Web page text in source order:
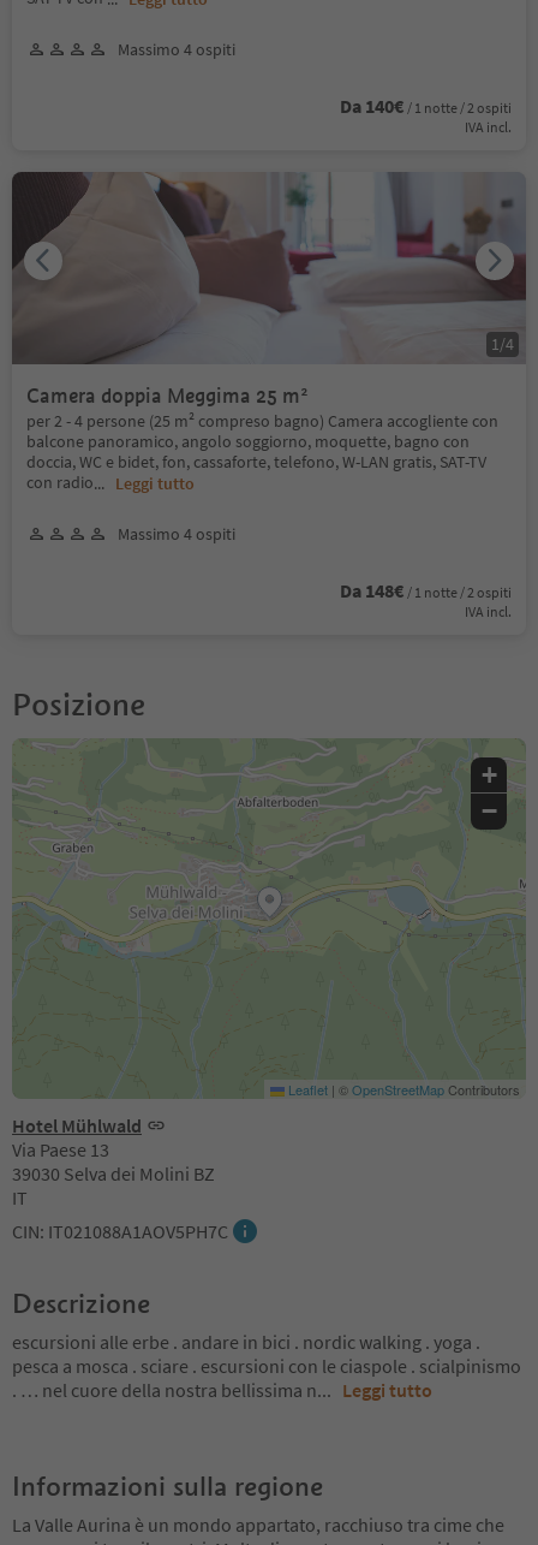
Massimo 4 ospiti
Da 140€ / 1 notte / 2 ospiti
IVA incl.
Camera doppia Meggima 25 m²
per 2 - 4 persone (25 m² compreso bagno) Camera accogliente con
balcone panoramico, angolo soggiorno, moquette, bagno con
doccia, WC e bidet, fon, cassaforte, telefono, W-LAN gratis, SAT-TV
con radio... Leggi tutto
Massimo 4 ospiti
Da 148€ / 1 notte / 2 ospiti
IVA incl.
1 /4
Posizione
Hotel Mühlwald
Via Paese 13
39030 Selva dei Molini BZ
IT
CIN: IT021088A1AOV5PH7C
+
−
Leaflet | ©OpenStreetMapContributors
Descrizione
escursioni alle erbe . andare in bici . nordic walking . yoga .
pesca a mosca . sciare . escursioni con le ciaspole . scialpinismo
. … nel cuore della nostra bellissima n... Leggi tutto
Informazioni sulla regione
La Valle Aurina è un mondo appartato, racchiuso tra cime che